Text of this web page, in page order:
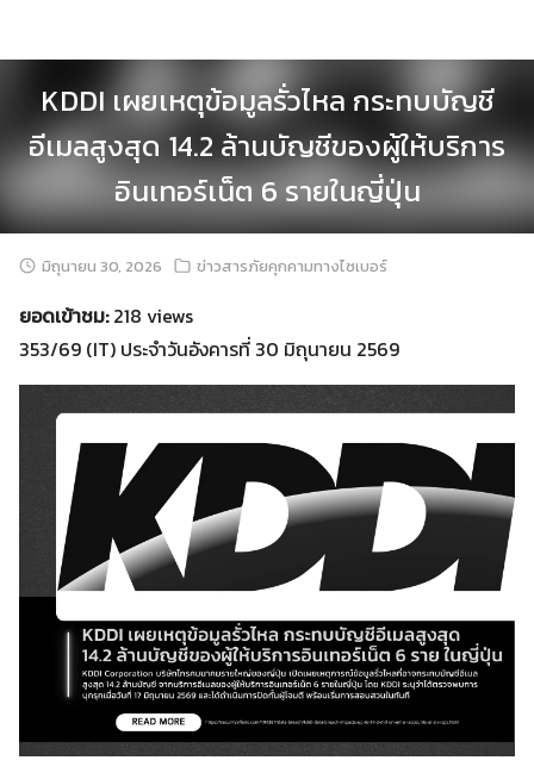
KDDI เผยเหตุข้อมูลรั่วไหล กระทบบัญชี
อีเมลสูงสุด 14.2 ล้านบัญชีของผู้ให้บริการ
อินเทอร์เน็ต 6 รายในญี่ปุ่น
มิถุนายน 30, 2026 ข่าวสารภัยคุกคามทางไซเบอร์
ยอดเข้าชม:218 views
353/69 (IT) ประจำวันอังคารที่ 30 มิถุนายน 2569